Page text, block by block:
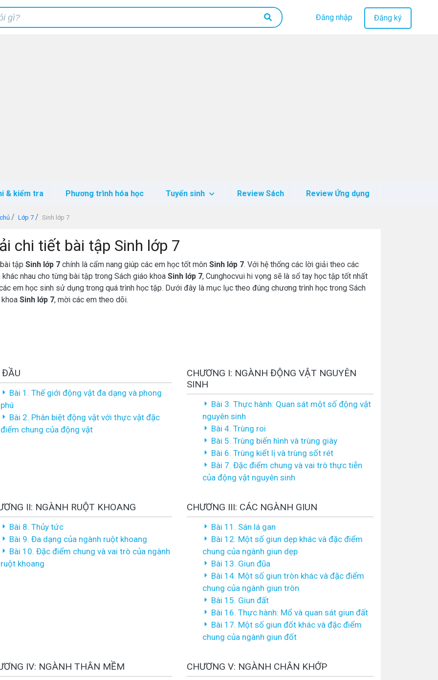
Đăng nhập Đăng ký
& kiểm tra Phương trình hóa học Tuyển sinh Review Sách Review Ứng dụng
Lớp 7 Sinh lớp 7
chi tiết bài tập Sinh lớp 7
tập Sinh lớp 7 chính là cẩm nang giúp các em học tốt môn Sinh lớp 7. Với hệ thống các lời giải theo các
khác nhau cho từng bài tập trong Sách giáo khoa Sinh lớp 7, Cunghocvui hi vọng sẽ là sổ tay học tập tốt nhất
em học sinh sử dụng trong quá trình học tập. Dưới đây là mục lục theo đúng chương trình học trong Sách
Sinh lớp 7, mời các em theo dõi.
Bài 1. Thế giới động vật đa dạng và phong
phú
Bài 2. Phân biệt động vật với thực vật đặc
điểm chung của động vật
CHƯƠNG I: NGÀNH ĐỘNG VẬT NGUYÊN
SINH
Bài 3. Thực hành: Quan sát một số động vật
nguyên sinh
Bài 4. Trùng roi
Bài 5. Trùng biến hình và trùng giày
Bài 6. Trùng kiết lị và trùng sốt rét
Bài 7. Đặc điểm chung và vai trò thực tiễn
của động vật nguyên sinh
II: NGÀNH RUỘT KHOANG
Bài 8. Thủy tức
Bài 9. Đa dạng của ngành ruột khoang
Bài 10. Đặc điểm chung và vai trò của ngành
ruột khoang
CHƯƠNG III: CÁC NGÀNH GIUN
Bài 11. Sán lá gan
Bài 12. Một số giun dẹp khác và đặc điểm
chung của ngành giun dẹp
Bài 13. Giun đũa
Bài 14. Một số giun tròn khác và đặc điểm
chung của ngành giun tròn
Bài 15. Giun đất
Bài 16. Thực hành: Mổ và quan sát giun đất
Bài 17. Một số giun đốt khác và đặc điểm
chung của ngành giun đốt
IV: NGÀNH THÂN MỀM CHƯƠNG V: NGÀNH CHÂN KHỚP